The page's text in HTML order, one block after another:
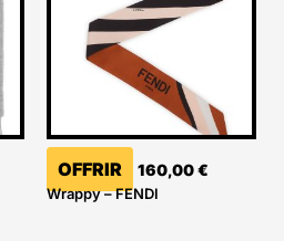
OFFRIR 160,00€
Wrappy – FENDI